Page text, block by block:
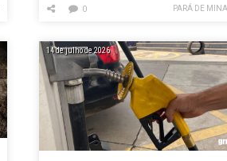
PARÁ DE
0
14 de julho de 2026